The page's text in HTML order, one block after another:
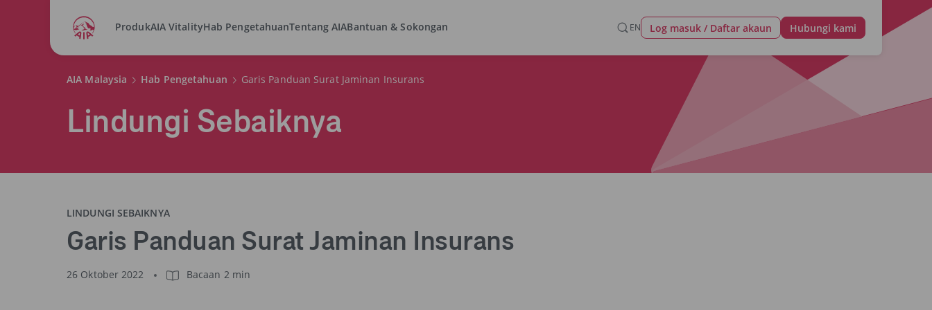
ProdukAIA VitalityHab PengetahuanTentang AIABantuan & Sokongan EN Log masuk / Daftar akaun Hubungi kami
AIA Malaysia Hab Pengetahuan Garis Panduan Surat Jaminan Insurans
Lindungi Sebaiknya
LINDUNGI SEBAIKNYA
Garis Panduan Surat Jaminan Insurans
26 Oktober 2022 Bacaan 2 min